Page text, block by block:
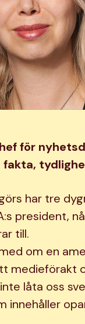
för
har tre
president,
till.
om en
medieförakt
låta oss
innehåller